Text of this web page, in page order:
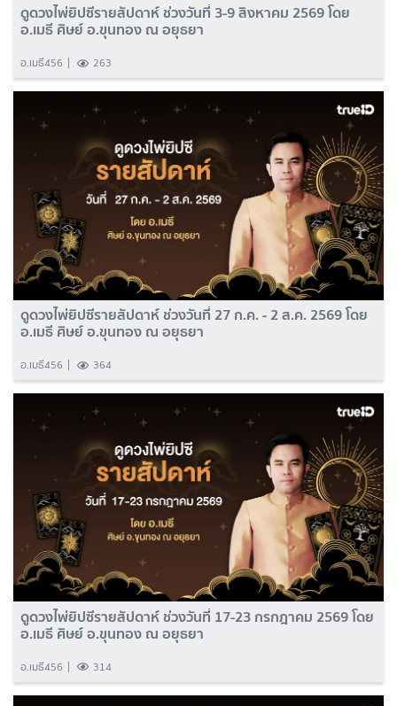
ดูดวงไพ่ยิปซีรายสัปดาห์ ช่วงวันที่ 3-9 สิงหาคม 2569 โดย
อ.เมธี ศิษย์ อ.ขุนทอง ณ อยุธยา
อ.เมธี456 263
ดูดวงไพ่ยิปซีรายสัปดาห์ ช่วงวันที่ 27 ก.ค. - 2 ส.ค. 2569 โดย
อ.เมธี ศิษย์ อ.ขุนทอง ณ อยุธยา
อ.เมธี456 364
ดูดวงไพ่ยิปซีรายสัปดาห์ ช่วงวันที่ 17-23 กรกฎาคม 2569 โดย
อ.เมธี ศิษย์ อ.ขุนทอง ณ อยุธยา
อ.เมธี456 314